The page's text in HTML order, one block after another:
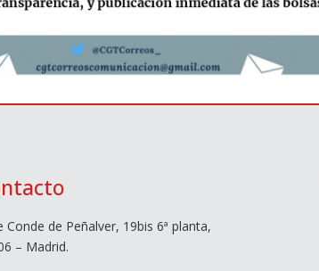
Conde de Peñalver, 19bis 6ª planta,
– Madrid.